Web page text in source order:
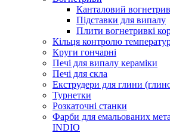
Канталовий
Підставки для випалу
Плити вогнетривкі
Кільця контролю
Круги гончарні
Печі для випалу кераміки
Печі для скла
Екструдери для глини
Турнетки
Розкаточні станки
Фарби для емальованих
INDIO